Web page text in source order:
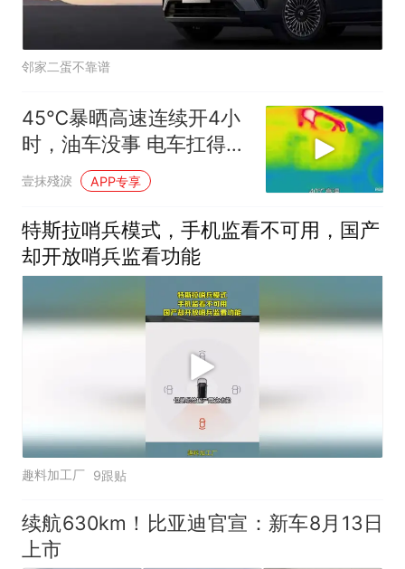
邻家二蛋不靠谱
45℃暴晒高速连续开4小
时，油车没事 电车扛得住
吗？实测见真
壹抹殘淚 APP专享
特斯拉哨兵模式，手机监看不可用，国产
却开放哨兵监看功能
趣料加工厂 9跟贴
续航630km！比亚迪官宣：新车8月13日
上市